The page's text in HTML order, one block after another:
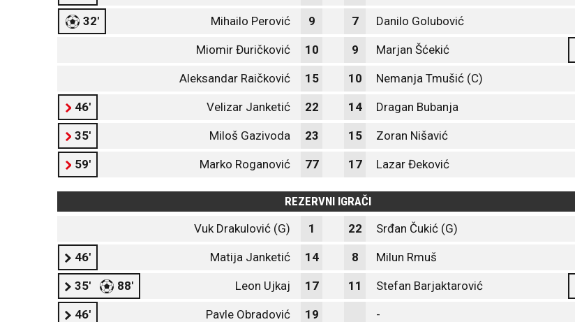
32' Mihailo Perović 9 7 Danilo Golubović
Miomir Đuričković 10 9 Marjan Šćekić
Aleksandar Raičković 15 10 Nemanja Tmušić (C)
46' Velizar Janketić 22 14 Dragan Bubanja
35' Miloš Gazivoda 23 15 Zoran Nišavić
59' Marko Roganović 77 17 Lazar Đeković
REZERVNI IGRAČI
Vuk Drakulović (G)
1 22 Srđan Čukić (G)
46' Matija Janketić 14 8 Milun Rmuš
35' 88' Leon Ujkaj 17 11 Stefan Barjaktarović
46' Pavle Obradović 19 -